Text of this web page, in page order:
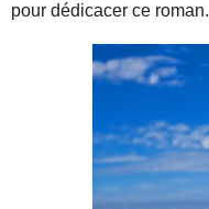
pour dédicacer ce roman.